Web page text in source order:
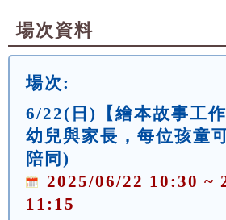
場次資料
場次:
6/22(日)【繪本故事工
幼兒與家長，每位孩童
陪同)
2025/06/22 10:30 ~
11:15